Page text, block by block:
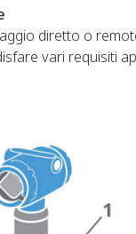
diretto o
vari requisiti